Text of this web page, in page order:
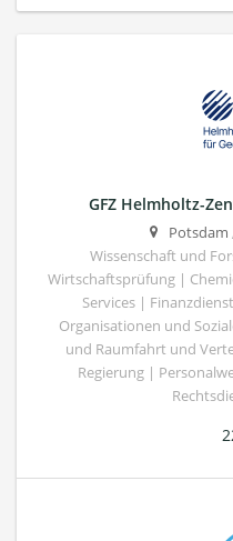
GFZ Helmholtz-
Potsdam
Wissenschaft und
Wirtschaftsprüfung |
Services |
Organisationen und
und Raumfahrt und
Regierung |